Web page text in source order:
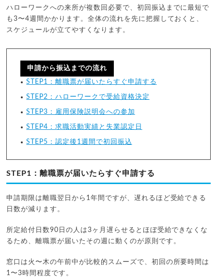
ハローワークへの来所が複数回必要で、初回振込までに最短で
も3〜4週間かかります。全体の流れを先に把握しておくと、
スケジュールが立てやすくなります。
申請から振込までの流れ
STEP1：離職票が届いたらすぐ申請する
STEP2：ハローワークで受給資格決定
STEP3：雇用保険説明会への参加
STEP4：求職活動実績と失業認定日
STEP5：認定後1週間で初回振込
STEP1：離職票が届いたらすぐ申請する
申請期限は離職翌日から1年間ですが、遅れるほど受給できる
日数が減ります。
所定給付日数90日の人は3ヶ月遅らせるとほぼ受給できなくな
るため、離職票が届いたその週に動くのが原則です。
窓口は火〜木の午前中が比較的スムーズで、初回の所要時間は
1〜3時間程度です。